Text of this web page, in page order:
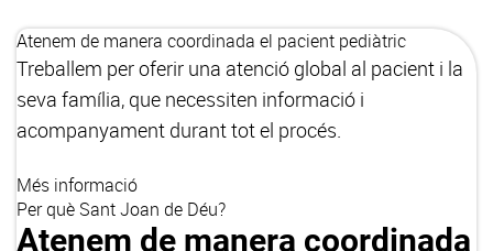
Atenem de manera coordinada el pacient pediàtric
Treballem per oferir una atenció global al pacient i la
seva família, que necessiten informació i
acompanyament durant tot el procés.
Més informació
Per què Sant Joan de Déu?
Atenem de manera coordinada